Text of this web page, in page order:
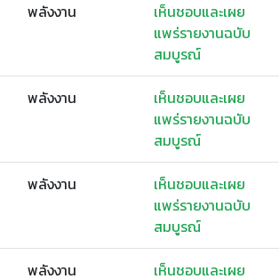
พลังงาน
เห็นชอบและเผย
แพร่รายงานฉบับ
สมบูรณ์
พลังงาน
เห็นชอบและเผย
แพร่รายงานฉบับ
สมบูรณ์
พลังงาน
เห็นชอบและเผย
แพร่รายงานฉบับ
สมบูรณ์
พลังงาน
เห็นชอบและเผย